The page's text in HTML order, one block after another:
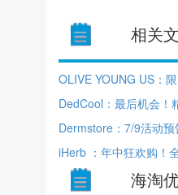
相关
OLIVE YOUNG US：
DedCool：最后机会！
iHerb ：年中狂欢购！
海淘